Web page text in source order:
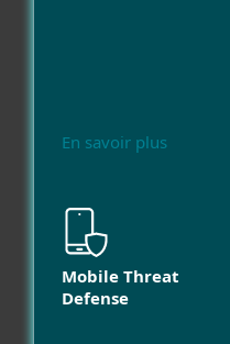
En savoir plus
Mobile Threat
Defense